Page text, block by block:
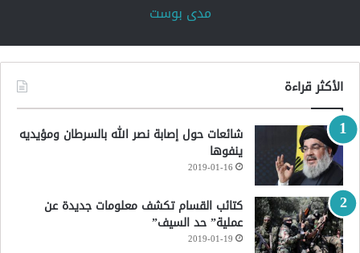
‏مدى بوست‏
الأكثر قراءة
شائعات حول إصابة نصر الله بالسرطان ومؤيديه
ينفوها
2019-01-16
كتائب القسام تكشف معلومات جديدة عن
عملية” حد السيف”
2019-01-19